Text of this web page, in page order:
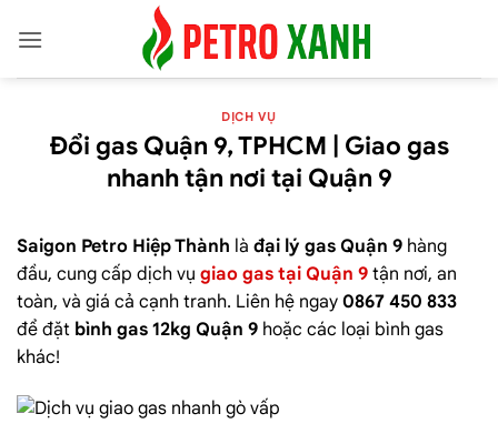
DỊCH VỤ
Đổi gas Quận 9, TPHCM | Giao gas
nhanh tận nơi tại Quận 9
Saigon Petro Hiệp Thành là đại lý gas Quận 9 hàng
đầu, cung cấp dịch vụ giao gas tại Quận 9 tận nơi, an
toàn, và giá cả cạnh tranh. Liên hệ ngay 0867 450 833
để đặt bình gas 12kg Quận 9 hoặc các loại bình gas
khác!